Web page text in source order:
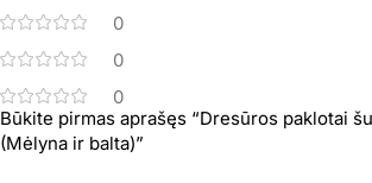
0
0
0
Būkite pirmas aprašęs “Dresūros paklotai
(Mėlyna ir balta)”